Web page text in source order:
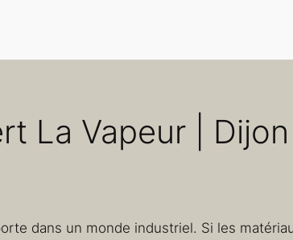
La Vapeur | Dijon
dans un monde industriel. Si les